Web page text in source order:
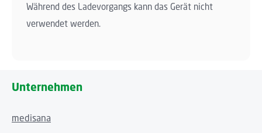
Während des Ladevorgangs kann das Gerät nicht
verwendet werden.
Unternehmen
medisana